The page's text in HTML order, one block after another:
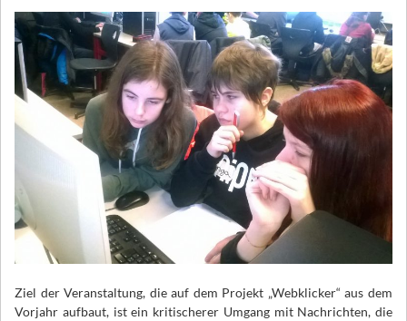
Ziel der Veranstaltung, die auf dem Projekt „Webklicker“ aus dem
Vorjahr aufbaut, ist ein kritischerer Umgang mit Nachrichten, die